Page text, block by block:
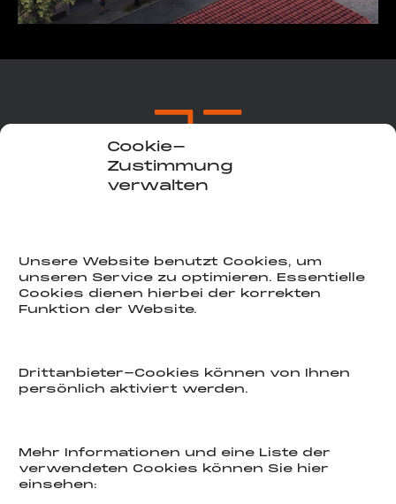
Cookie-
Zustimmung
verwalten
Unsere Website benutzt Cookies, um
unseren Service zu optimieren. Essentielle
Cookies dienen hierbei der korrekten
Funktion der Website.
Drittanbieter-Cookies können von Ihnen
persönlich aktiviert werden.
Mehr Informationen und eine Liste der
verwendeten Cookies können Sie hier
einsehen:
E-mail
Phone
Kurfürstendamm 67 – 10707 Berlin